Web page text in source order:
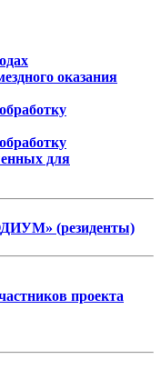
оказания
для
(резиденты)
проекта